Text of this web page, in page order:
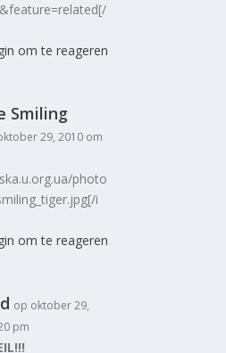
om te reageren
Smiling
29, 2010 om
photo
i
om te reageren
op oktober 29,
pm